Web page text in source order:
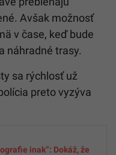
rýchlosti na
prebiehajú